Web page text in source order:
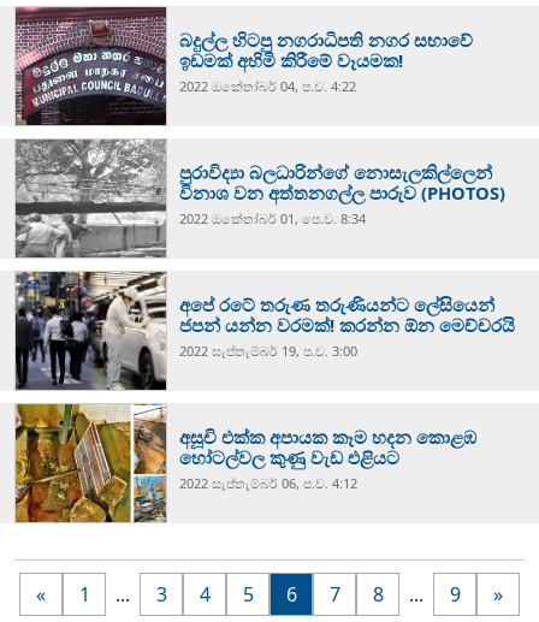
බදුල්ල හිටපු නගරාධිපති නගර සභාවේ
ඉඩමක් අහිමි කිරීමේ වෑයමක!
2022 ඔක්‍තෝබර් 04, ප.ව. 4:22
පුරාවිද්‍යා බලධාරින්ගේ නොසැලකිල්ලෙන්
විනාශ වන අත්තනගල්ල පාරුව (PHOTOS)
2022 ඔක්‍තෝබර් 01, පෙ.ව. 8:34
අපේ රටේ තරුණ තරුණියන්ට ලේසියෙන්
ජපන් යන්න වරමක්! කරන්න ඕන මෙච්චරයි
2022 සැප්‍තැම්‍බර් 19, ප.ව. 3:00
අසූචි එක්ක අපායක කෑම හදන කොළඹ
හෝටල්වල කුණු වැඩ එළියට
2022 සැප්‍තැම්‍බර් 06, ප.ව. 4:12
« 1 ... 3 4 5 6 7 8 ... 9 »